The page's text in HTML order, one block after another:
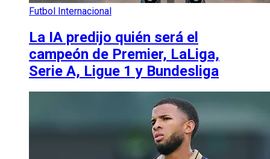
Futbol Internacional
La IA predijo quién será el
campeón de Premier, LaLiga,
Serie A, Ligue 1 y Bundesliga